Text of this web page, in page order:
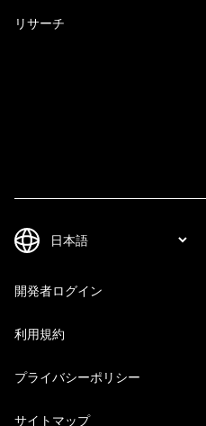
リサーチ
開発者ログイン
利用規約
プライバシーポリシー
サイトマップ